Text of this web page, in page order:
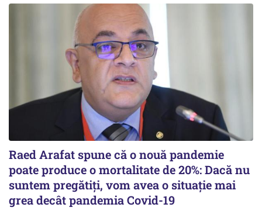
Raed Arafat spune că o nouă pandemie
poate produce o mortalitate de 20%: Dacă nu
suntem pregătiți, vom avea o situație mai
grea decât pandemia Covid-19